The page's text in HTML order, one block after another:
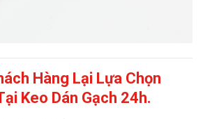
Hàng Lại Lựa Chọn
Keo Dán Gạch 24h.